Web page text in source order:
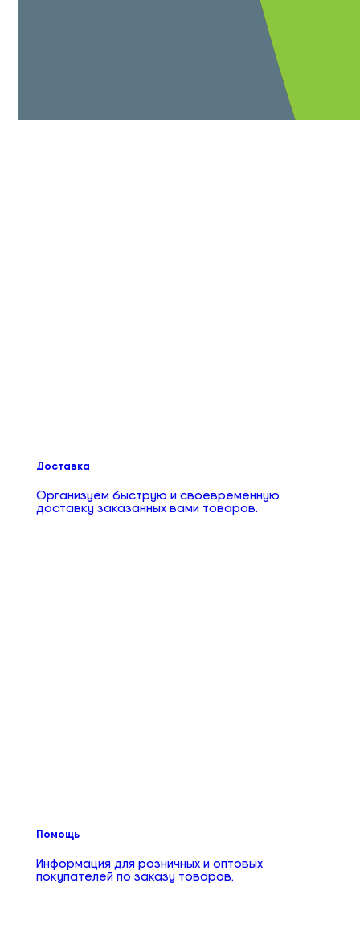
Доставка
Организуем быструю и своевременную
доставку заказанных вами товаров.
Помощь
Информация для розничных и оптовых
покупателей по заказу товаров.